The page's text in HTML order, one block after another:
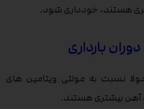
هستند، خودداری شود.
بارداری
نسبت به مولتی ویتامین های
آهن بیشتری هستند.